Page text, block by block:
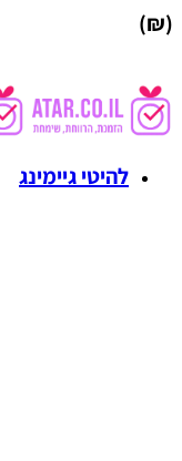
(₪)
להיטי גיימינג